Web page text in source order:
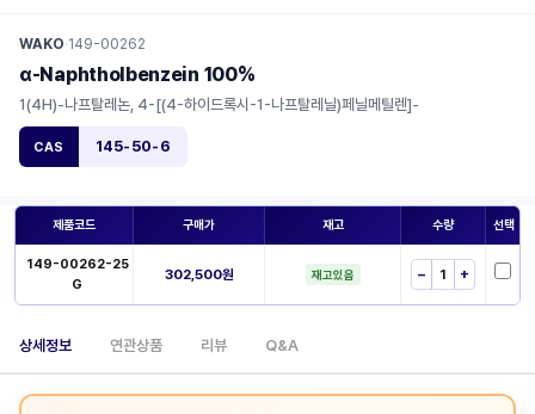
WAKO·149-00262
α-Naphtholbenzein 100%
1(4H)-나프탈레논, 4-[(4-하이드록시-1-나프탈레닐)페닐메틸렌]-
CAS 145-50-6
제품코드 구매가 재고 수량 선택
149-00262-25
G
302,500원 재고있음 − +
상세정보 연관상품 리뷰 Q&A